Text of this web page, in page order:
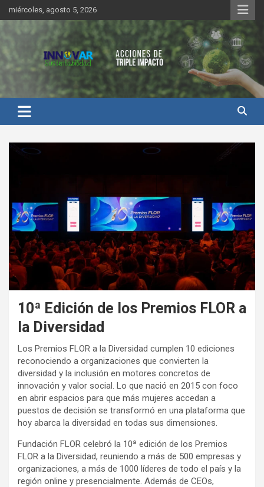
Saltar
al
contenido
miércoles, agosto 5, 2026
Innovar Sustentabilidad
10ª Edición de los Premios FLOR a
la Diversidad
Los Premios FLOR a la Diversidad cumplen 10 ediciones
reconociendo a organizaciones que convierten la
diversidad y la inclusión en motores concretos de
innovación y valor social. Lo que nació en 2015 con foco
en abrir espacios para que más mujeres accedan a
puestos de decisión se transformó en una plataforma que
hoy abarca la diversidad en todas sus dimensiones.
Fundación FLOR celebró la 10ª edición de los Premios
FLOR a la Diversidad, reuniendo a más de 500 empresas y
organizaciones, a más de 1000 líderes de todo el país y la
región online y presencialmente. Además de CEOs,